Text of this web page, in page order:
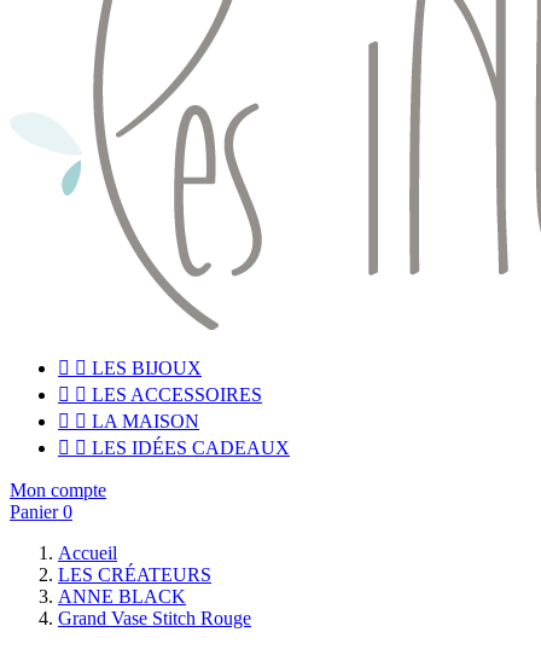
  LES BIJOUX
  LES ACCESSOIRES
  LA MAISON
  LES IDÉES CADEAUX
Mon compte
Panier 0
Accueil
LES CRÉATEURS
ANNE BLACK
Grand Vase Stitch Rouge